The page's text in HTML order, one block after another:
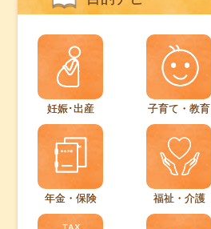
妊娠･出産 子育て・教育
年金・保険 福祉・介護